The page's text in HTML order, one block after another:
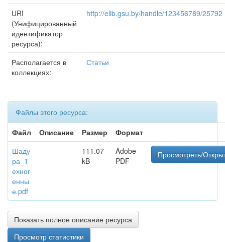
URI
(Унифицированный
идентификатор
ресурса):
http://elib.gsu.by/handle/123456789/25792
Располагается в
коллекциях:
Статьи
Файлы этого ресурса:
Файл
Описание Размер
Формат
Шаду
ра_Т
ехног
енны
е.pdf
111.07
kB
Adobe
PDF
Просмотреть/
Показать полное описание ресурса
Просмотр статистики